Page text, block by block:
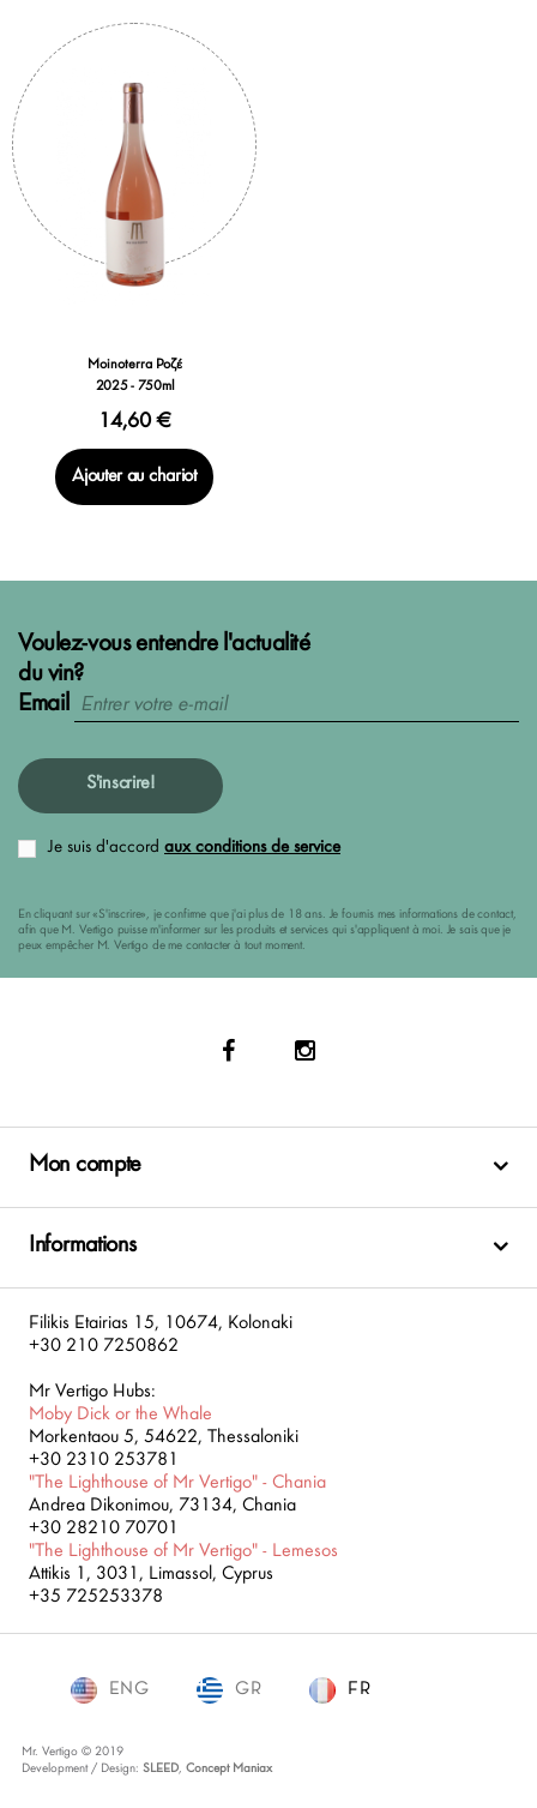
Moinoterra Ροζέ
2025 - 750ml
14,60 €
Ajouter au chariot
Voulez-vous entendre l'actualité
du vin?
Email
S'inscrire!
Je suis d'accord aux conditions de service
En cliquant sur «S'inscrire», je confirme que j'ai plus de 18 ans. Je fournis mes informations de contact,
afin que M. Vertigo puisse m'informer sur les produits et services qui s'appliquent à moi. Je sais que je
peux empêcher M. Vertigo de me contacter à tout moment.
Mon compte
Informations
Filikis Etairias 15, 10674, Kolonaki
+30 210 7250862
Mr Vertigo Hubs:
Moby Dick or the Whale
Morkentaou 5, 54622, Thessaloniki
+30 2310 253781
"The Lighthouse of Mr Vertigo" - Chania
Andrea Dikonimou, 73134, Chania
+30 28210 70701
"The Lighthouse of Mr Vertigo" - Lemesos
Attikis 1, 3031, Limassol, Cyprus
+35 725253378
ENG GR FR
Mr. Vertigo © 2019
Development / Design: SLEED, Concept Maniax